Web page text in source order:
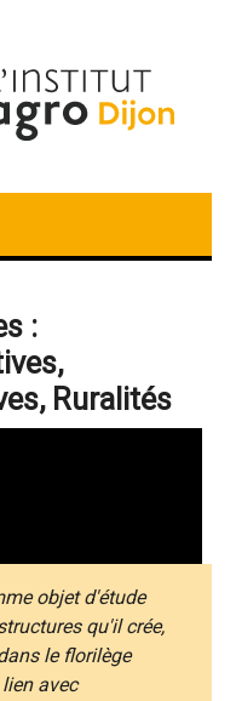
:
Ruralités
objet d'étude
qu'il crée,
le florilège
avec